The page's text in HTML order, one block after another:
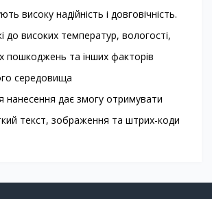
високу надійність і довговічність.
до високих температур, вологості,
пошкоджень та інших факторів
середовища
нанесення дає змогу отримувати
текст, зображення та штрих-коди